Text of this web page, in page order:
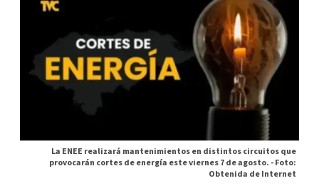
La ENEE realizará mantenimientos en distintos circuitos que
provocarán cortes de energía este viernes 7 de agosto. -Foto:
Obtenida de Internet